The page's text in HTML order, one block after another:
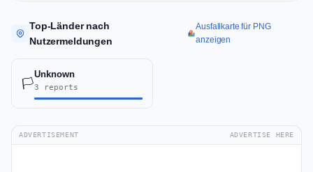
Top-Länder nach
Nutzermeldungen
Ausfallkarte für PNG
anzeigen
🏳️
Unknown
3 reports
ADVERTISEMENT ADVERTISE HERE